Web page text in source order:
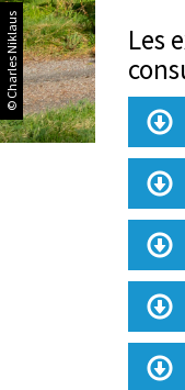
© Charles Niklaus
Les